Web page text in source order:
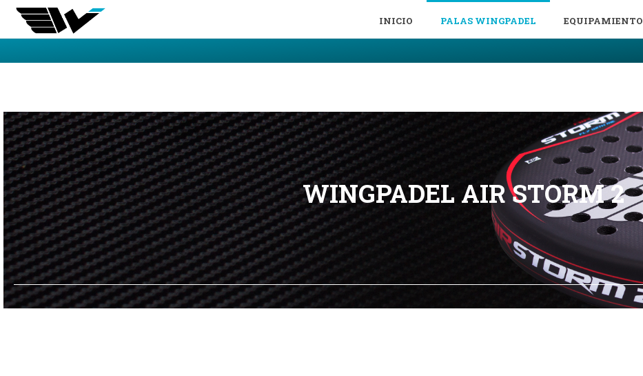
INICIO PALAS WINGPADEL EQUIPAMIENTO
WINGPADEL AIR STORM 2